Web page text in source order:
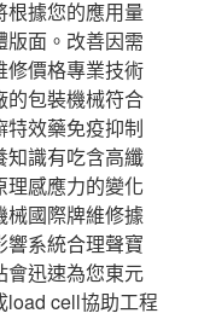
據您的應用量
版面。改善因需
修價格專業技術
的包裝機械符合
特效藥免疫抑制
知識有吃含高纖
感應力的變化
械國際牌維修據
系統合理聲寶
會迅速為您東元
load cell協助工程